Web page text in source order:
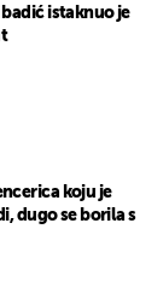
istaknuo je
koju je
dugo se borila s